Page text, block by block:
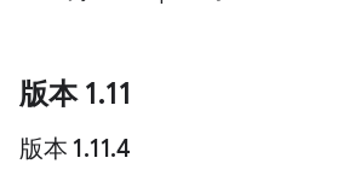
版本 1.11
版本 1.11.4